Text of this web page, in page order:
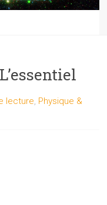
lecture Physique &